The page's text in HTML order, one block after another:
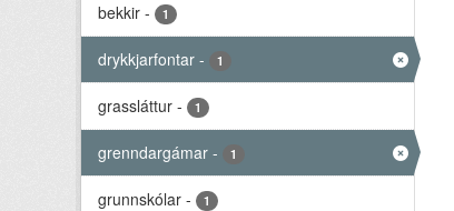
bekkir - 1
drykkjarfontar - 1
grassláttur - 1
grenndargámar - 1
grunnskólar - 1